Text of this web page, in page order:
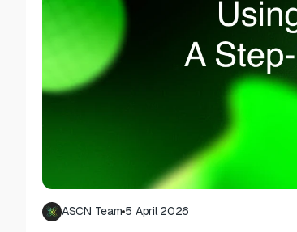
ASCN Team 5 April 2026